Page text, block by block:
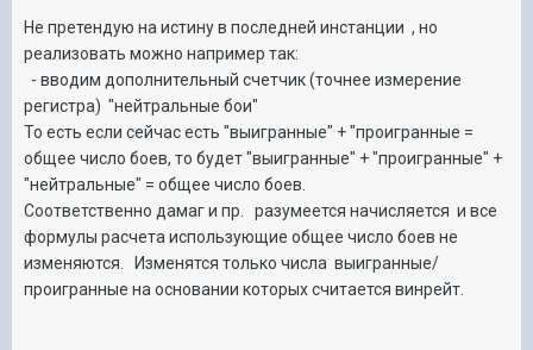
Не претендую на истину в последней инстанции , но
реализовать можно например так:
- вводим дополнительный счетчик (точнее измерение
регистра) "нейтральные бои"
То есть если сейчас есть "выигранные" + "проигранные =
общее число боев, то будет "выигранные" + "проигранные" +
"нейтральные" = общее число боев.
Соответственно дамаг и пр. разумеется начисляется и все
формулы расчета использующие общее число боев не
изменяются. Изменятся только числа выигранные/
проигранные на основании которых считается винрейт.